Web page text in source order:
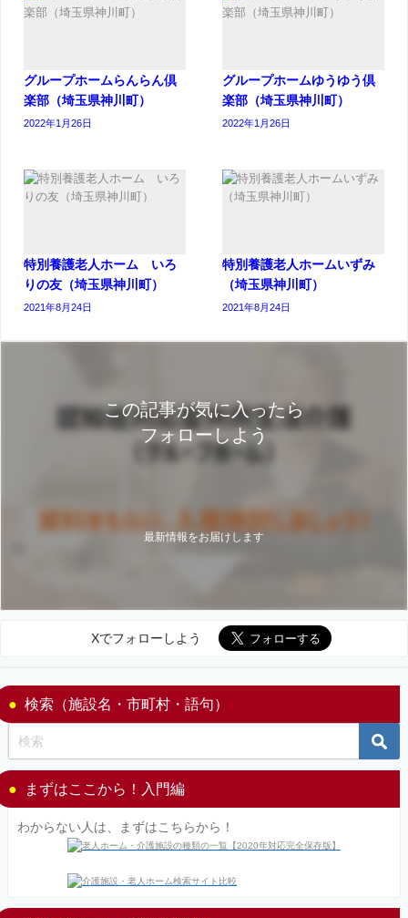
グループホームらんらん倶
楽部（埼玉県神川町）
2022年1月26日
グループホームゆうゆう倶
楽部（埼玉県神川町）
2022年1月26日
特別養護老人ホーム いろ
りの友（埼玉県神川町）
2021年8月24日
特別養護老人ホームいずみ
（埼玉県神川町）
2021年8月24日
この記事が気に入ったら
フォローしよう
最新情報をお届けします
Xでフォローしよう
検索（施設名・市町村・語句）
まずはここから！入門編
わからない人は、まずはこちらから！